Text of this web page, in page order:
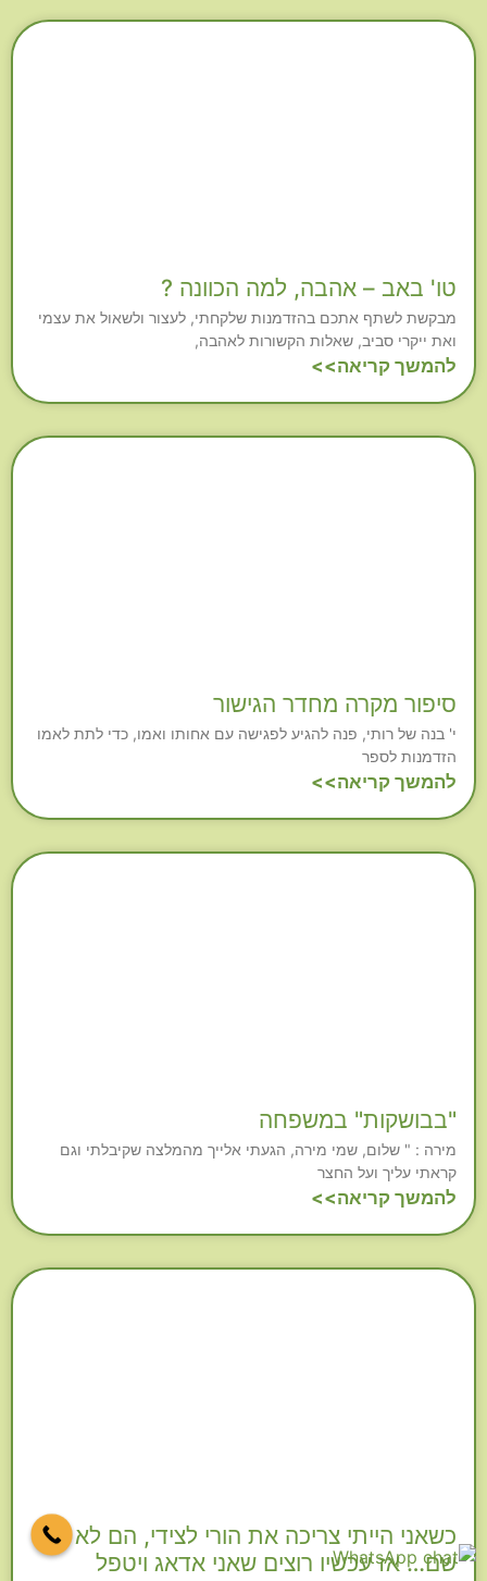
טו' באב – אהבה, למה הכוונה ?
מבקשת לשתף אתכם בהזדמנות שלקחתי, לעצור ולשאול את עצמי
ואת ייקרי סביב, שאלות הקשורות לאהבה,
להמשך קריאה>>
סיפור מקרה מחדר הגישור
י' בנה של רותי, פנה להגיע לפגישה עם אחותו ואמו, כדי לתת לאמו
הזדמנות לספר
להמשך קריאה>>
"בבושקות" במשפחה
מירה : " שלום, שמי מירה, הגעתי אלייך מהמלצה שקיבלתי וגם
קראתי עליך ועל החצר
להמשך קריאה>>
כשאני הייתי צריכה את הורי לצידי, הם לא היו
שם… אז עכשיו רוצים שאני אדאג ויטפל